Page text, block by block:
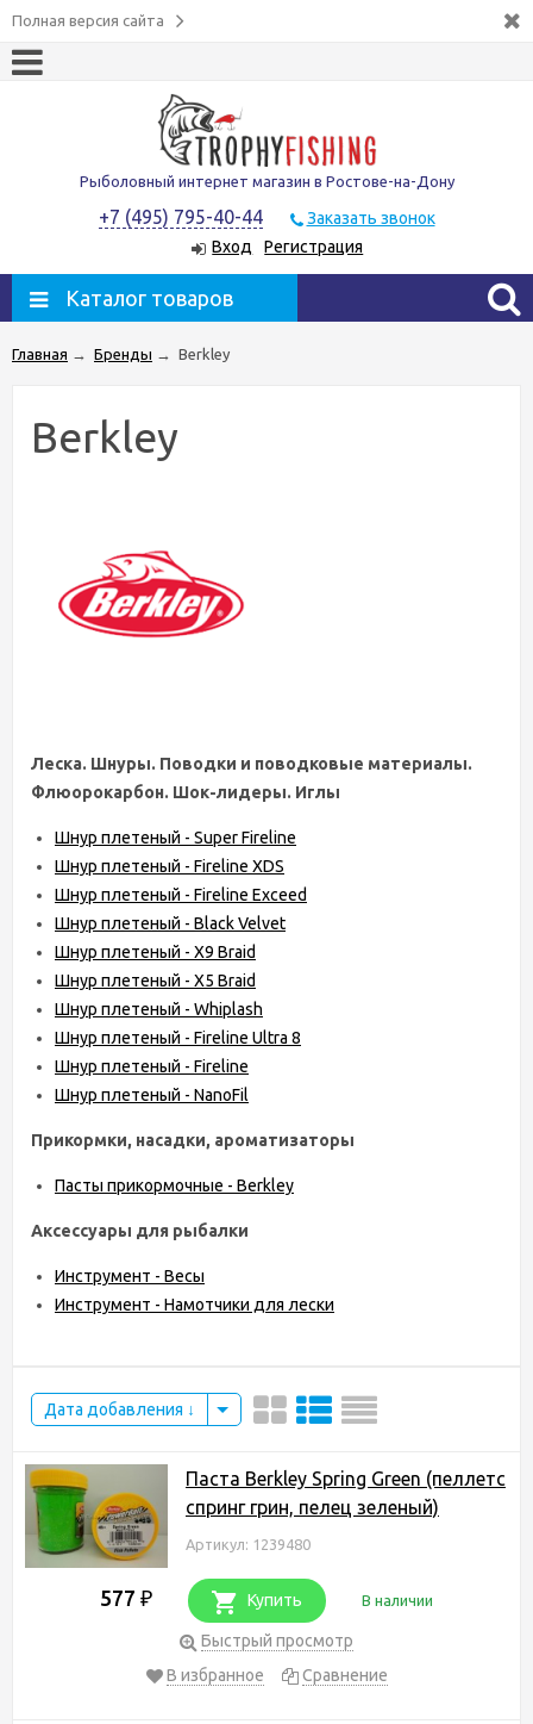
Полная версия сайта
Рыболовный интернет магазин в Ростове-на-Дону
+7 (495) 795-40-44
Заказать звонок
Вход
Регистрация
Каталог товаров
Главная → Бренды → Berkley
Berkley
Леска. Шнуры. Поводки и поводковые материалы.
Флюорокарбон. Шок-лидеры. Иглы
Шнур плетеный - Super Fireline
Шнур плетеный - Fireline XDS
Шнур плетеный - Fireline Exceed
Шнур плетеный - Black Velvet
Шнур плетеный - X9 Braid
Шнур плетеный - X5 Braid
Шнур плетеный - Whiplash
Шнур плетеный - Fireline Ultra 8
Шнур плетеный - Fireline
Шнур плетеный - NanoFil
Прикормки, насадки, ароматизаторы
Пасты прикормочные - Berkley
Аксессуары для рыбалки
Инструмент - Весы
Инструмент - Намотчики для лески
Дата добавления
Паста Berkley Spring Green (пеллетс
спринг грин, пелец зеленый)
Артикул: 1239480
577 ₽ Купить В наличии
Быстрый просмотр
В избранное
Сравнение